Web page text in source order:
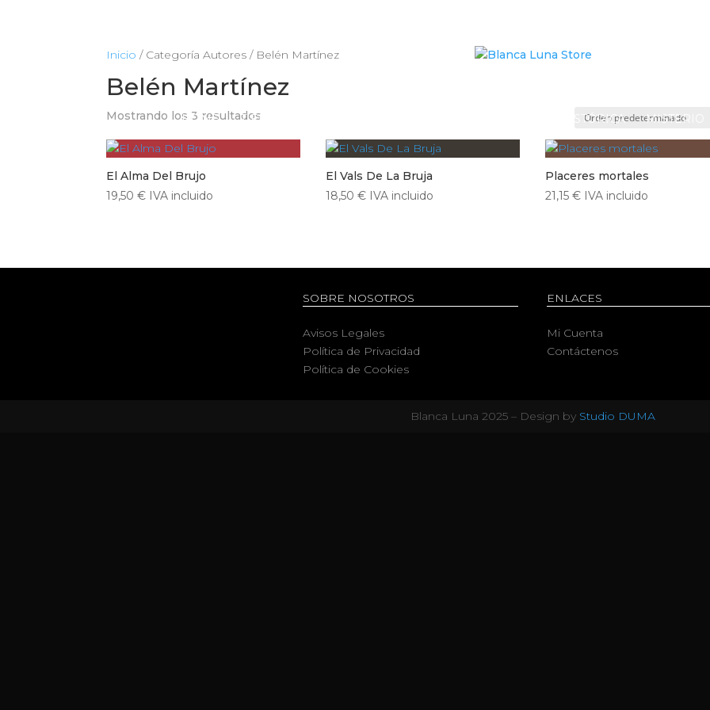
HOME TIENDA NOVELA HISTÓRICA MISTERIO
Inicio / Categoría Autores / Belén Martínez
Belén Martínez
Mostrando los 3 resultados
El Alma Del Brujo
19,50€ IVA incluido
El Vals De La Bruja
18,50€ IVA incluido
Placeres mortales
21,15€ IVA incluido
SOBRE NOSOTROS
Avisos Legales
Política de Privacidad
Política de Cookies
ENLACES
Mi Cuenta
Contáctenos
Blanca Luna 2025 – Design by Studio DUMA